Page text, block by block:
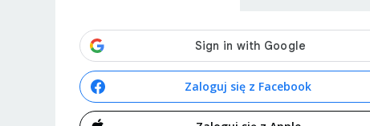
Zaloguj się z Facebook